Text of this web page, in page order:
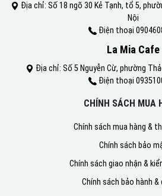
Địa chỉ: Số 18 ngõ 30 Kẻ Tạnh, tổ 5,
Nội
Điện thoại
La Mia Cafe
Địa chỉ: Số 5 Nguyễn Cừ, phường
Điện thoại
CHÍNH SÁCH MUA
Chính sách mua hàng &
Chính sách bảo
Chính sách giao nhận &
Chính sách bảo hành